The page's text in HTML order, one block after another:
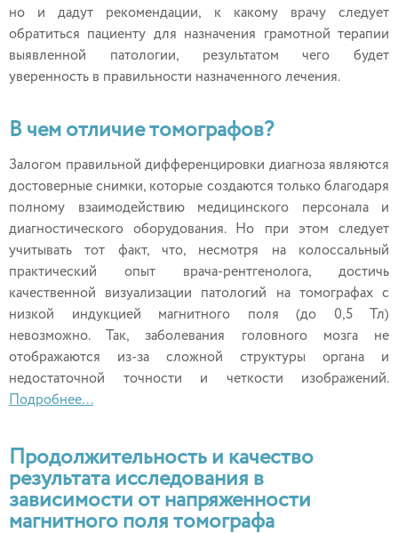
но и дадут рекомендации, к какому врачу следует
обратиться пациенту для назначения грамотной терапии
выявленной патологии, результатом чего будет
уверенность в правильности назначенного лечения.
В чем отличие томографов?
Залогом правильной дифференцировки диагноза являются
достоверные снимки, которые создаются только благодаря
полному взаимодействию медицинского персонала и
диагностического оборудования. Но при этом следует
учитывать тот факт, что, несмотря на колоссальный
практический опыт врача-рентгенолога, достичь
качественной визуализации патологий на томографах с
низкой индукцией магнитного поля (до 0,5 Тл)
невозможно. Так, заболевания головного мозга не
отображаются из-за сложной структуры органа и
недостаточной точности и четкости изображений.
Подробнее...
Продолжительность и качество
результата исследования в
зависимости от напряженности
магнитного поля томографа